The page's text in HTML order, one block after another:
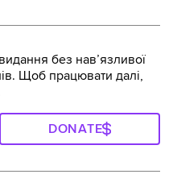
без навʼязливої
Щоб працювати далі,
DONATE